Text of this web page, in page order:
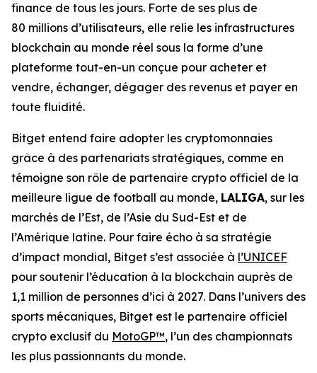
finance de tous les jours. Forte de ses plus de
80 millions d’utilisateurs, elle relie les infrastructures
blockchain au monde réel sous la forme d’une
plateforme tout-en-un conçue pour acheter et
vendre, échanger, dégager des revenus et payer en
toute fluidité.
Bitget entend faire adopter les cryptomonnaies
grâce à des partenariats stratégiques, comme en
témoigne son rôle de partenaire crypto officiel de la
meilleure ligue de football au monde, LALIGA, sur les
marchés de l’Est, de l’Asie du Sud-Est et de
l’Amérique latine. Pour faire écho à sa stratégie
d’impact mondial, Bitget s’est associée à l’UNICEF
pour soutenir l’éducation à la blockchain auprès de
1,1 million de personnes d’ici à 2027. Dans l’univers des
sports mécaniques, Bitget est le partenaire officiel
crypto exclusif du MotoGP™, l’un des championnats
les plus passionnants du monde.